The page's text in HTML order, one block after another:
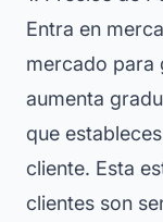
Entra en
mercado para
aumenta
que
cliente. Esta
clientes son